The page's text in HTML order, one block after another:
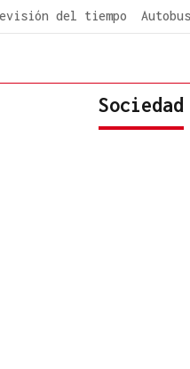
del tiempo
Sociedad